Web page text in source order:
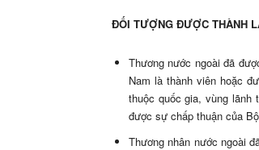
ĐỐI TƯỢNG ĐƯỢC THÀNH
Thương nước ngoài đã
Nam là thành viên hoặc
thuộc quốc gia, vùng
được sự chấp thuận của
Thương nhân nước ngoài